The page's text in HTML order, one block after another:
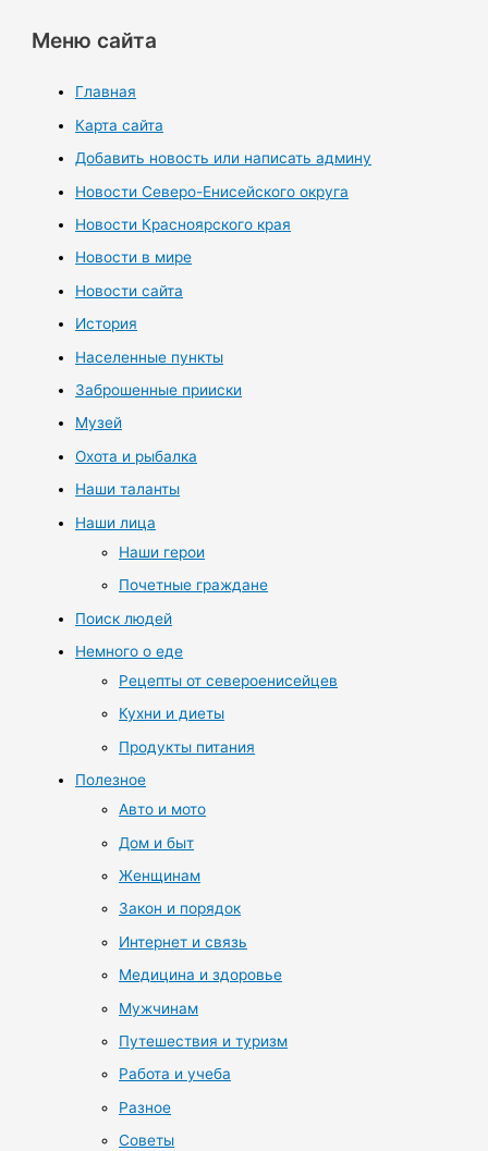
Меню сайта
Главная
Карта сайта
Добавить новость или написать админу
Новости Северо-Енисейского округа
Новости Красноярского края
Новости в мире
Новости сайта
История
Населенные пункты
Заброшенные прииски
Музей
Охота и рыбалка
Наши таланты
Наши лица
Наши герои
Почетные граждане
Поиск людей
Немного о еде
Рецепты от североенисейцев
Кухни и диеты
Продукты питания
Полезное
Авто и мото
Дом и быт
Женщинам
Закон и порядок
Интернет и связь
Медицина и здоровье
Мужчинам
Путешествия и туризм
Работа и учеба
Разное
Советы